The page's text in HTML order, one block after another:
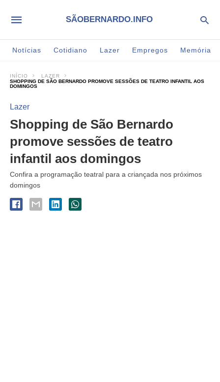
SÃOBERNARDO.INFO
Notícias Cotidiano Lazer Empregos Memória
INÍCIO
LAZER
SHOPPING DE SÃO BERNARDO PROMOVE SESSÕES DE TEATRO INFANTIL AOS
DOMINGOS
Lazer
Shopping de São Bernardo
promove sessões de teatro
infantil aos domingos
Confira a programação teatral para a criançada nos próximos
domingos